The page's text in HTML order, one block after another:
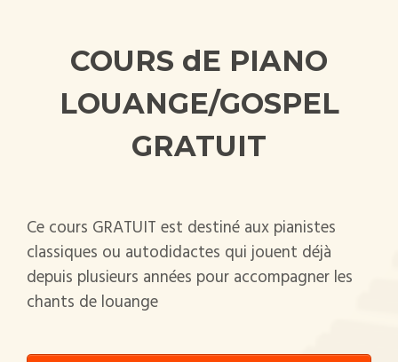
COURS dE PIANO
LOUANGE/GOSPEL
GRATUIT
Ce cours GRATUIT est destiné aux pianistes
classiques ou autodidactes qui jouent déjà
depuis plusieurs années pour accompagner les
chants de louange